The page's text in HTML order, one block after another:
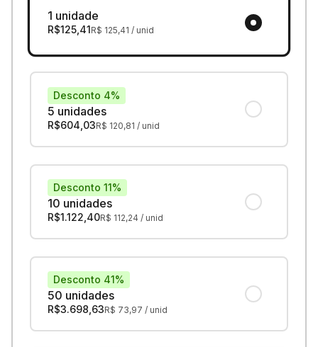
1 unidade
R$125,41R$ 125,41 / unid
5 unidades
Desconto 4%
R$604,03R$ 120,81 / unid
10 unidades
Desconto 11%
R$1.122,40R$ 112,24 / unid
50 unidades
Desconto 41%
R$3.698,63R$ 73,97 / unid